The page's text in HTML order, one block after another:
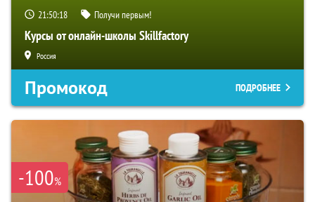
21:50:17 Получи первым!
Курсы от онлайн-школы Skillfactory
Россия
Промокод ПОДРОБНЕЕ
-100%